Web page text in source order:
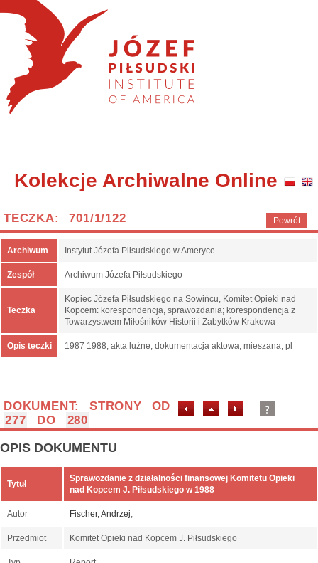
Kolekcje Archiwalne Online
Powrót
TECZKA: 701/1/122
Archiwum Instytut Józefa Piłsudskiego w Ameryce
Zespół Archiwum Józefa Piłsudskiego
Teczka
Kopiec Józefa Piłsudskiego na Sowińcu, Komitet Opieki nad
Kopcem: korespondencja, sprawozdania; korespondencja z
Towarzystwem Miłośników Historii i Zabytków Krakowa
Opis teczki 1987 1988; akta luźne; dokumentacja aktowa; mieszana; pl
DOKUMENT: STRONY OD
277
DO 280
OPIS DOKUMENTU
Tytuł
Sprawozdanie z działalności finansowej Komitetu Opieki
nad Kopcem J. Piłsudskiego w 1988
Autor Fischer, Andrzej;
Przedmiot Komitet Opieki nad Kopcem J. Piłsudskiego